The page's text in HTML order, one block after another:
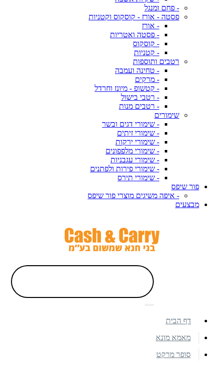
- פחם ומנגל
פסטה - אורז - קוסקוס וקטניות
- אורז
- פסטה ואטריות
- קוסקוס
- קטניות
רטבים ותוספות
- טחינה ועמבה
- מרקים
- קטשופ - מיונז וחרדל
- רטבי בישול
- רטבים מנות
שימורים
- שימורי דגים ובשר
- שימורי זיתים
- שימורי ירקות
- שימורי מלפפונים
- שימורי עגבניות
- שימורי פירות ולפתנים
- שימורי תירס
פור שיפס
- איפה משיגים מוצרי פור שיפס
מבצעים
דף הבית
מאמא מונא
סופר מרקט